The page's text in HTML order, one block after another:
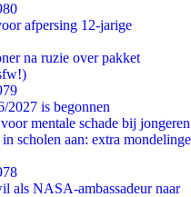
afpersing 12-jarige
na ruzie over pakket
2027 is begonnen
mentale schade bij jongeren
scholen aan: extra mondelinge
als NASA-ambassadeur naar